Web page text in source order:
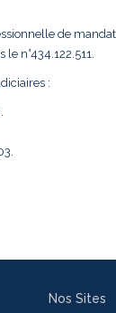
de
n°434.122.511.
:
Nos Sites